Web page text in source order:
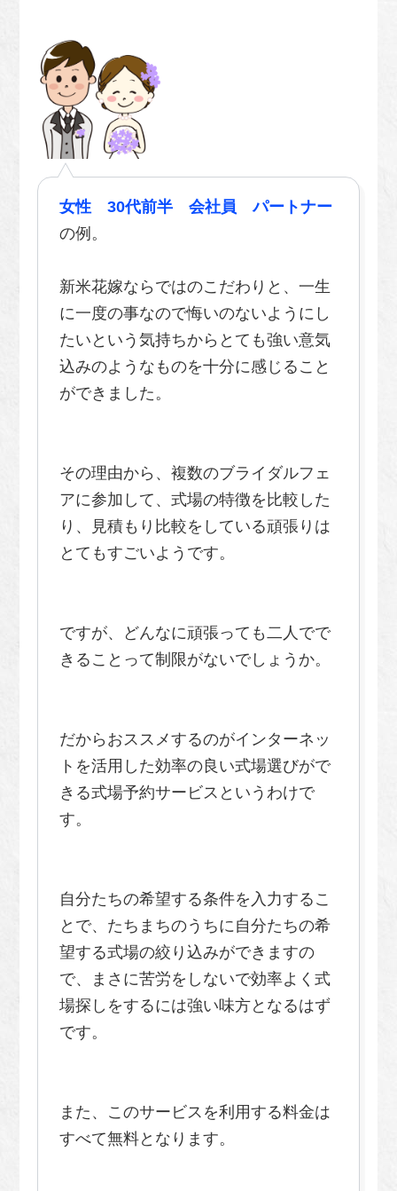
女性 30代前半 会社員 パートナー
の例。
新米花嫁ならではのこだわりと、一生
に一度の事なので悔いのないようにし
たいという気持ちからとても強い意気
込みのようなものを十分に感じること
ができました。
その理由から、複数のブライダルフェ
アに参加して、式場の特徴を比較した
り、見積もり比較をしている頑張りは
とてもすごいようです。
ですが、どんなに頑張っても二人でで
きることって制限がないでしょうか。
だからおススメするのがインターネッ
トを活用した効率の良い式場選びがで
きる式場予約サービスというわけで
す。
自分たちの希望する条件を入力するこ
とで、たちまちのうちに自分たちの希
望する式場の絞り込みができますの
で、まさに苦労をしないで効率よく式
場探しをするには強い味方となるはず
です。
また、このサービスを利用する料金は
すべて無料となります。